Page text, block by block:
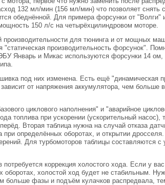
132 мл/мин (156 мл/мин) что позволяет снять
обеднённой. Для примера форсунки от
150 л/с на четырёхцилиндровом моторе.
для тюнинга и от мощных
производительность форсунок".
Январь и Микас используются форсунки 14 ом,
под них изменена. Есть ещё "динамическая
от напряжения аккумулятора, чем больше
циклового наполнения" и "аварийное
топлива при ускорении (ускорительный
Вторая таблица нужна на случай отказа
при определённых оборотах, и открытии
Для турбомоторов таблицы составляются с
коррекция холостого хода. Если у
холостой ход будет не стабильным.
больше фазы и подъём кулачков распредвала,